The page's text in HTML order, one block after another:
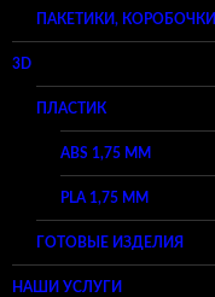
ПАКЕТИКИ, КОРОБОЧКИ
3D
ПЛАСТИК
ABS 1,75 ММ
PLA 1,75 ММ
ГОТОВЫЕ ИЗДЕЛИЯ
НАШИ УСЛУГИ